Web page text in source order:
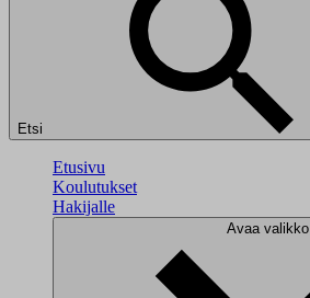
Etsi
Etusivu
Koulutukset
Hakijalle
Avaa valikko